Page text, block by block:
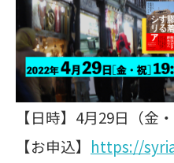
【日時】4月29日（金
【お申込】 https://